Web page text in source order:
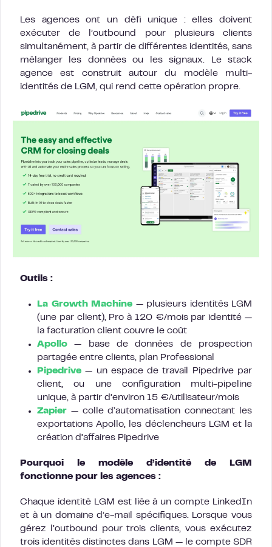
Les agences ont un défi unique : elles doivent
exécuter de l’outbound pour plusieurs clients
simultanément, à partir de différentes identités, sans
mélanger les données ou les signaux. Le stack
agence est construit autour du modèle multi-
identités de LGM, qui rend cette opération propre.
Outils :
La Growth Machine — plusieurs identités LGM
(une par client), Pro à 120 €/mois par identité —
la facturation client couvre le coût
Apollo — base de données de prospection
partagée entre clients, plan Professional
Pipedrive — un espace de travail Pipedrive par
client, ou une configuration multi-pipeline
unique, à partir d’environ 15 €/utilisateur/mois
Zapier — colle d’automatisation connectant les
exportations Apollo, les déclencheurs LGM et la
création d’affaires Pipedrive
Pourquoi le modèle d’identité de LGM
fonctionne pour les agences :
Chaque identité LGM est liée à un compte LinkedIn
et à un domaine d’e-mail spécifiques. Lorsque vous
gérez l’outbound pour trois clients, vous exécutez
trois identités distinctes dans LGM — le compte SDR